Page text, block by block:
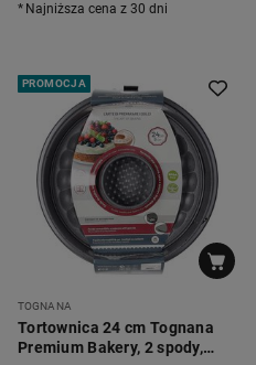
Najniższa cena z 30 dni
PROMOCJA
TOGNANA
Tortownica 24 cm Tognana
Premium Bakery, 2 spody,